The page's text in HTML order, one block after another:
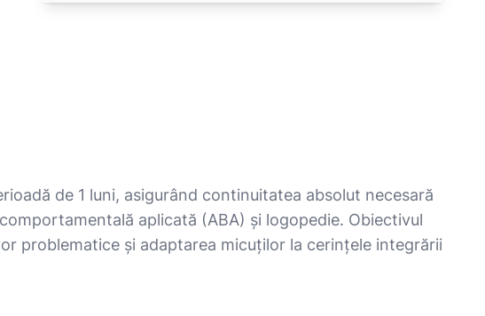
de 1 luni, asigurând continuitatea absolut necesară
aplicată (ABA) și logopedie. Obiectivul
problematice și adaptarea micuților la cerințele integrării